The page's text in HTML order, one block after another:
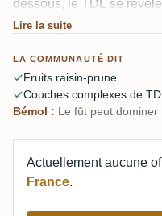
dessous, le TDL se
réglissée, plus une
Lire la suite
LA COMMUNAUTÉ DIT
Fruits raisin-prune
Couches complexes de
Bémol : Le fût peut dominer
Actuellement aucune
France.